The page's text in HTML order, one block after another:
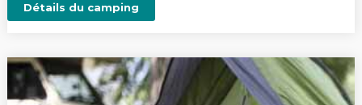
Détails du camping